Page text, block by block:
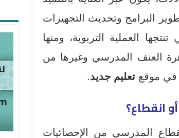
البرامج وتحديث التجهيزات
العملية التربوية، ومنها
العنف المدرسي وغيرها من
في موقعتعليم جديد.
المدرسي من الإحصائيات